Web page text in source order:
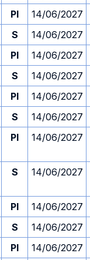
PI 14/06/2027
S 14/06/2027
PI 14/06/2027
S 14/06/2027
PI 14/06/2027
S 14/06/2027
PI 14/06/2027
S 14/06/2027
PI 14/06/2027
S 14/06/2027
PI 14/06/2027